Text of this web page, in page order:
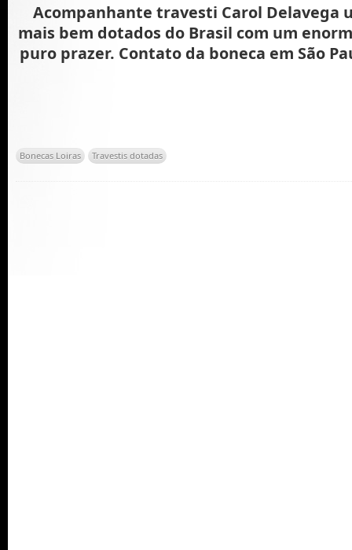
Acompanhante travesti Carol Delavega
mais bem dotados do Brasil com um
puro prazer. Contato da boneca em São
Bonecas Loiras Travestis dotadas